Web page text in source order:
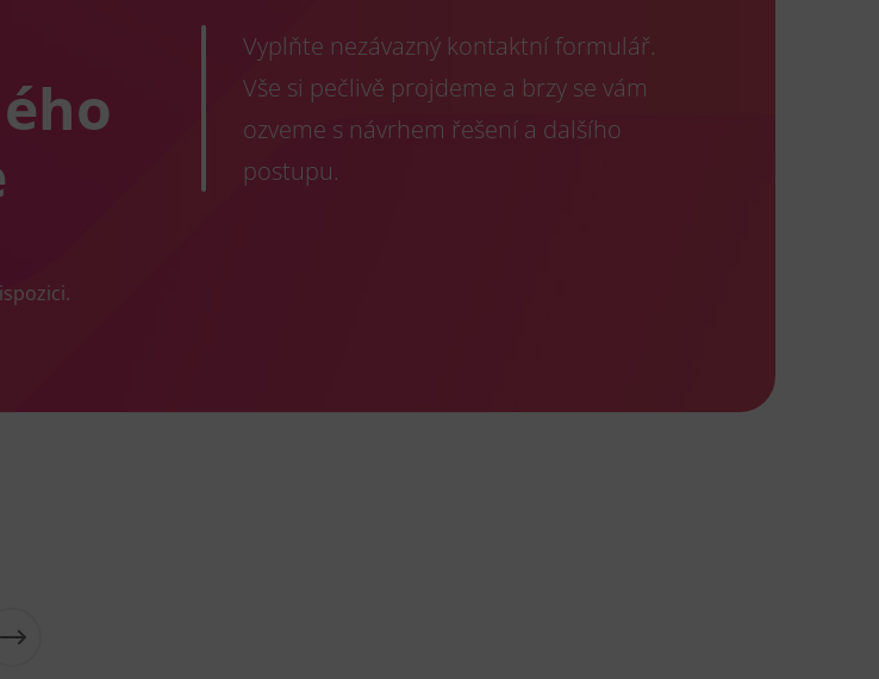
Vyplňte nezávazný kontaktní formulář.
Vše si pečlivě projdeme a brzy se vám
ozveme s návrhem řešení a dalšího
postupu.